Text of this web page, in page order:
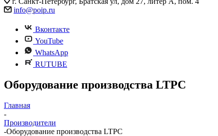
info@poip.ru
Вконтакте
YouTube
WhatsApp
RUTUBE
Оборудование производства LTPC
Главная
-
Производители
-Оборудование производства LTPC